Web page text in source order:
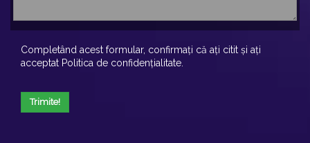
Completând acest formular, confirmați că ați citit și ați
acceptat Politica de confidențialitate
Trimite!